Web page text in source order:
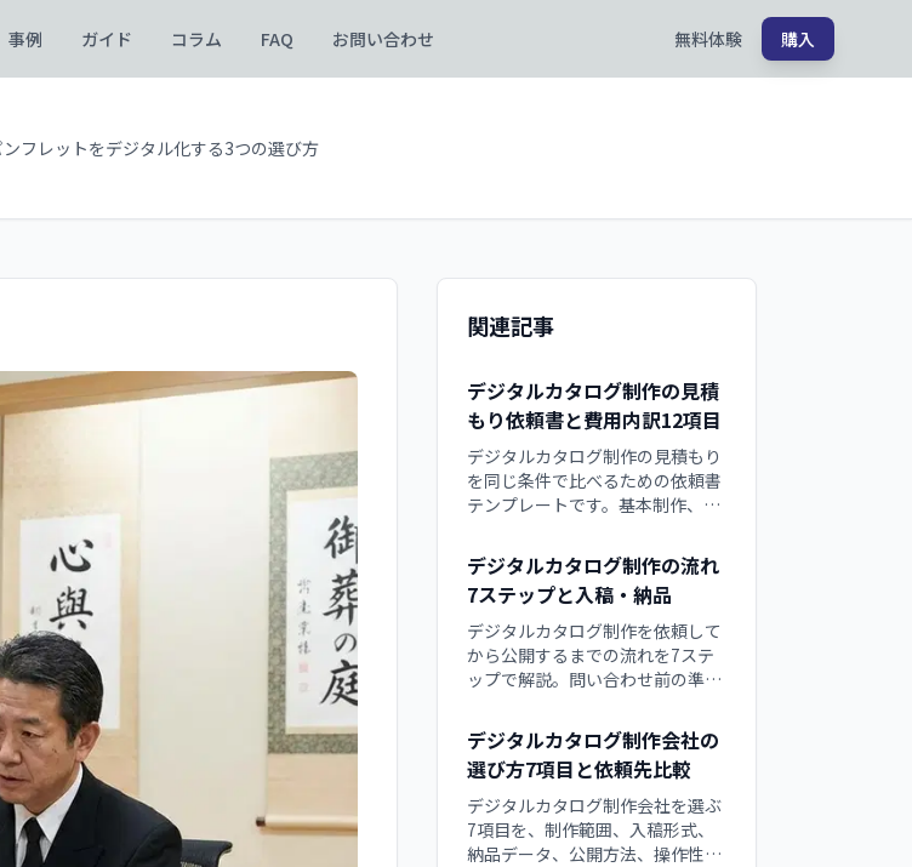
事例 ガイド コラム FAQ お問い合わせ 無料体験 購入
フレットをデジタル化する3つの選び方
関連記事
デジタルカタログ制作の見積
もり依頼書と費用内訳12項目
デジタルカタログ制作の見積もり
を同じ条件で比べるための依頼書
テンプレートです。基本制作、ペ
ーバー、設置、保守など12の費用
内訳と、追加費用を防ぐ確認点、
QuickBookへ相談する際の準備項
目を解説。依頼文はコピーして使
えます。
デジタルカタログ制作の流れ
7ステップと入稿・納品
デジタルカタログ制作を依頼して
から公開するまでの流れを7ステ
ップで解説。問い合わせ前の準
収、納品物、公開後の更新まで、
発注担当者が各工程で確認すべき
項目と遅れを防ぐ役割分担をチェ
ックリスト付きで整理する実務ガ
イドです。
デジタルカタログ制作会社の
選び方7項目と依頼先比較
デジタルカタログ制作会社を選ぶ
7項目を、制作範囲、入稿形式、
納品データ、公開方法、操作性、